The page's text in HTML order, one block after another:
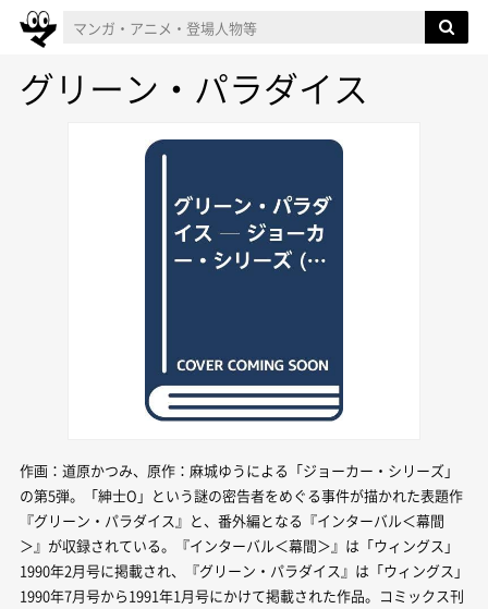
グリーン・パラダイス
作画：道原かつみ、原作：麻城ゆうによる「ジョーカー・シリーズ」
の第5弾。「紳士O」という謎の密告者をめぐる事件が描かれた表題作
『グリーン・パラダイス』と、番外編となる『インターバル＜幕間
＞』が収録されている。『インターバル＜幕間＞』は「ウィングス」
1990年2月号に掲載され、『グリーン・パラダイス』は「ウィングス」
1990年7月号から1991年1月号にかけて掲載された作品。コミックス刊